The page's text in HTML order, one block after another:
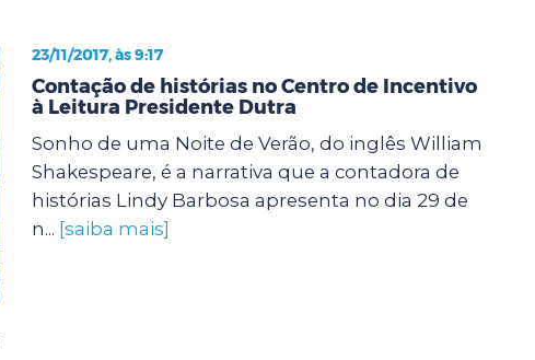
23/11/2017, às 9:17
Contação de histórias no Centro de Incentivo
à Leitura Presidente Dutra
Sonho de uma Noite de Verão, do inglês William
Shakespeare, é a narrativa que a contadora de
histórias Lindy Barbosa apresenta no dia 29 de
n... [saiba mais]